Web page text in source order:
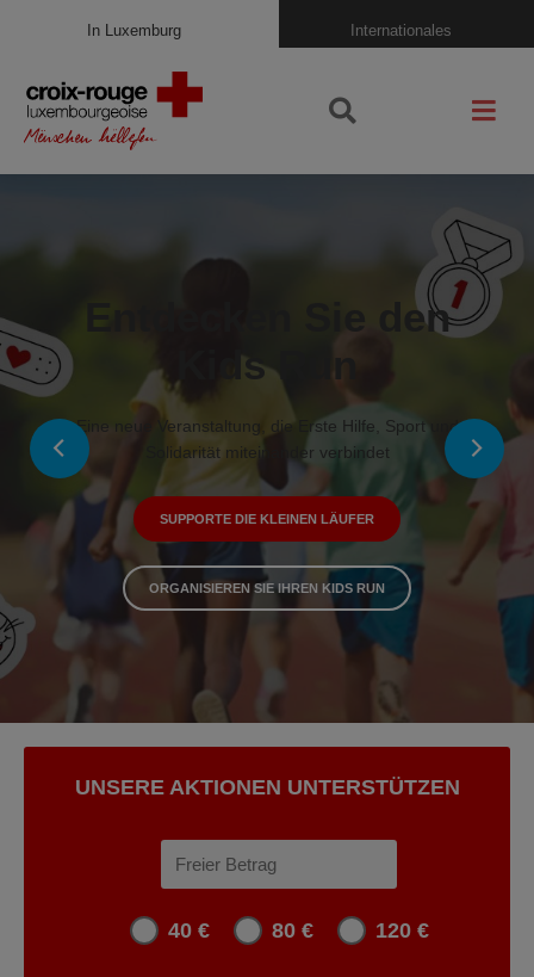
In Luxemburg Internationales
Entdecken Sie den
Kids Run
Eine neue Veranstaltung, die Erste Hilfe, Sport und
Solidarität miteinander verbindet
SUPPORTE DIE KLEINEN LÄUFER
ORGANISIEREN SIE IHREN KIDS RUN
UNSERE AKTIONEN UNTERSTÜTZEN
40 € 80 € 120 €